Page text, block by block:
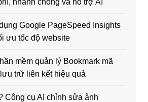
nhanh chóng và hỗ trợ AI
Google PageSpeed Insights
ưu tốc độ website
mềm quản lý Bookmark mã
trữ liên kết hiệu quả
Công cụ AI chỉnh sửa ảnh